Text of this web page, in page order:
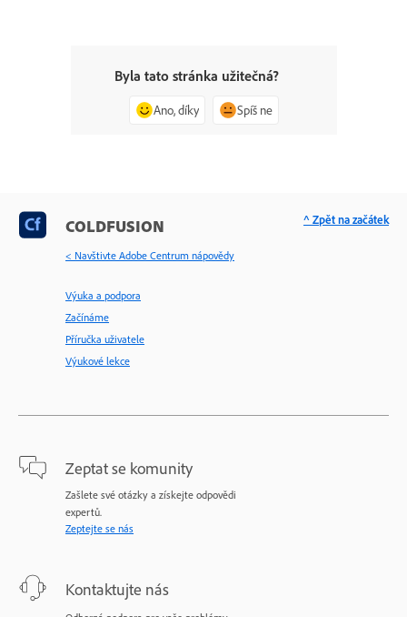
Byla tato stránka užitečná?
Ano, díky Spíš ne
COLDFUSION
< Navštivte Adobe Centrum nápovědy
Výuka a podpora
Začínáme
Příručka uživatele
Výukové lekce
Zeptat se komunity
Zašlete své otázky a získejte odpovědi
expertů.
Zeptejte se nás
Kontaktujte nás
^ Zpět na začátek